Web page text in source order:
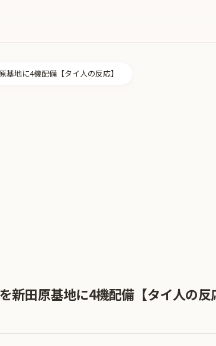
基地に4機配備【タイ人の反応】
新田原基地に4機配備【タイ人の反